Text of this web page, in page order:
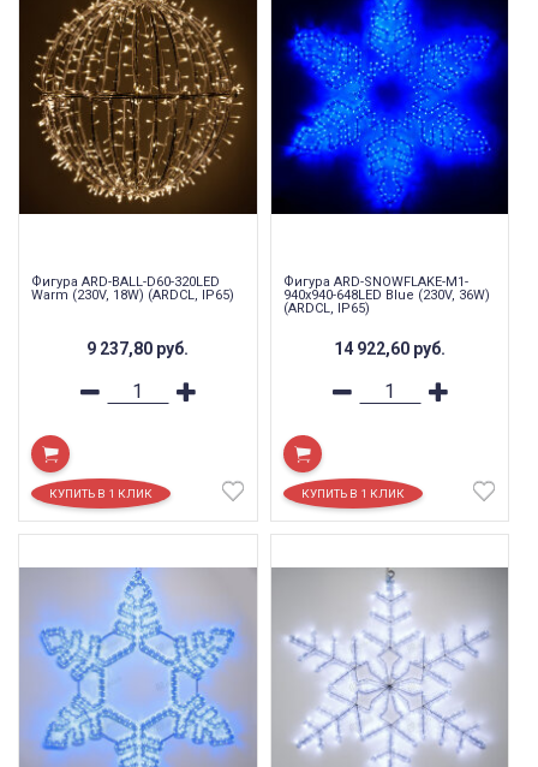
Фигура ARD-BALL-D60-320LED
Warm (230V, 18W) (ARDCL, IP65)
9 237,80 руб.
Фигура ARD-SNOWFLAKE-M1-
940x940-648LED Blue (230V, 36W)
(ARDCL, IP65)
14 922,60 руб.